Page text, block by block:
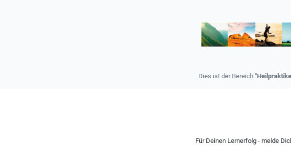
Dies ist der Bereich
Für Deinen Lernerfolg - melde